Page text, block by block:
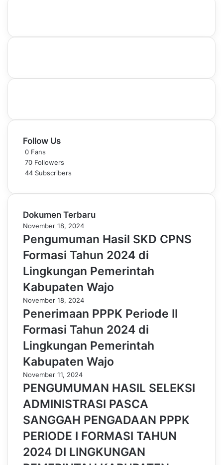
Follow Us
0 Fans
70 Followers
44 Subscribers
Dokumen Terbaru
November 18, 2024
Pengumuman Hasil SKD CPNS
Formasi Tahun 2024 di
Lingkungan Pemerintah
Kabupaten Wajo
November 18, 2024
Penerimaan PPPK Periode II
Formasi Tahun 2024 di
Lingkungan Pemerintah
Kabupaten Wajo
November 11, 2024
PENGUMUMAN HASIL SELEKSI
ADMINISTRASI PASCA
SANGGAH PENGADAAN PPPK
PERIODE I FORMASI TAHUN
2024 DI LINGKUNGAN